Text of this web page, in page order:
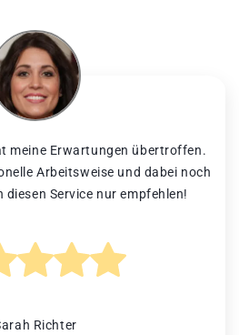
meine Erwartungen übertroffen.
Arbeitsweise und dabei noch
Service nur empfehlen!
Richter